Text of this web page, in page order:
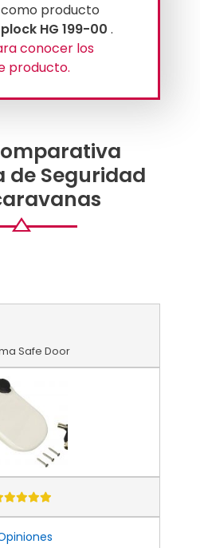
producto
HG 199-00 .
conocer los
producto.
de Seguridad
Safe Door